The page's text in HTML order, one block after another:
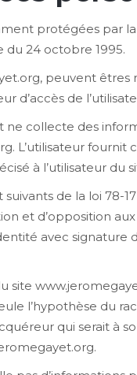
protégées par la
du 24 octobre 1995.
peuvent êtres
d’accès de
collecte des
L’utilisateur
à l’utilisateur
de la loi 78-
et d’opposition
avec
l’hypothèse du
qui serait